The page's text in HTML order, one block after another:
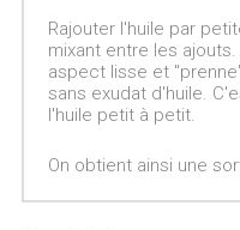
Rajouter l'huile par
mixant entre les
aspect lisse et
sans exudat d'huile.
l'huile petit à petit.
On obtient ainsi une